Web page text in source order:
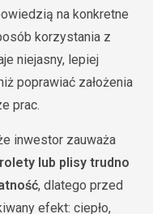
na konkretne
korzystania z
niejasny, lepiej
poprawiać założenia
prac.
inwestor zauważa
lub plisy trudno
, dlatego przed
efekt: ciepło,